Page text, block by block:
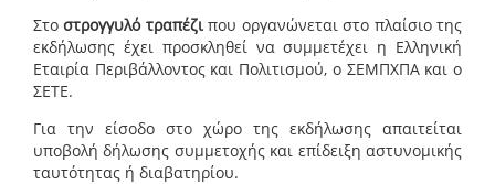
Στοστρογγυλό τραπέζιπου οργανώνεται στο πλαίσιο της
εκδήλωσης έχει προσκληθεί να συμμετέχει η Ελληνική
Εταιρία Περιβάλλοντος και Πολιτισμού, ο ΣΕΜΠΧΠΑ και ο
ΣΕΤΕ.
Για την είσοδο στο χώρο της εκδήλωσης απαιτείται
υποβολή δήλωσης συμμετοχής και επίδειξη αστυνομικής
ταυτότητας ή διαβατηρίου.